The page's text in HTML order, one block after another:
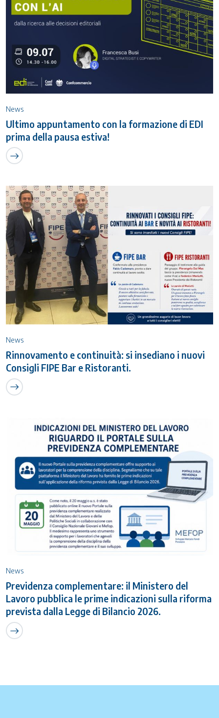
News
Ultimo appuntamento con la formazione di EDI
prima della pausa estiva!
News
Rinnovamento e continuità: si insediano i nuovi
Consigli FIPE Bar e Ristoranti.
News
Previdenza complementare: il Ministero del
Lavoro pubblica le prime indicazioni sulla riforma
prevista dalla Legge di Bilancio 2026.